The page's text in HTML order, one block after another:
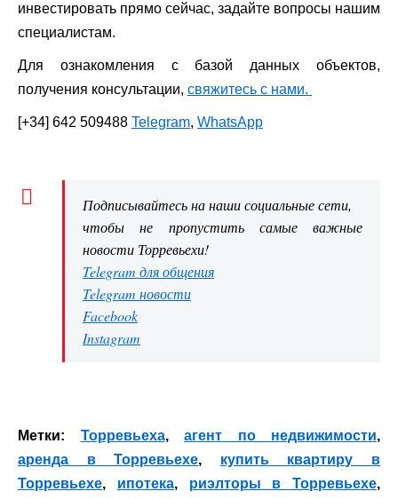
инвестировать прямо сейчас, задайте вопросы нашим
специалистам.
Для ознакомления с базой данных объектов,
получения консультации, свяжитесь с нами.
[+34] 642 509488 Telegram, WhatsApp
Подписывайтесь на наши социальные сети,
чтобы не пропустить самые важные
новости Торревьехи!
Telegram для общения
Telegram новости
Facebook
Instagram
Метки: Торревьеха, агент по недвижимости,
аренда в Торревьехе, купить квартиру в
Торревьехе, ипотека, риэлторы в Торревьехе,